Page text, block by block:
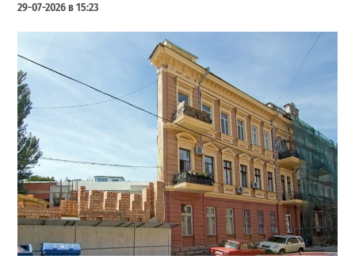
29-07-2026 в 15:23